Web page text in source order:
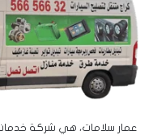
عمار سلامات، هي شركة